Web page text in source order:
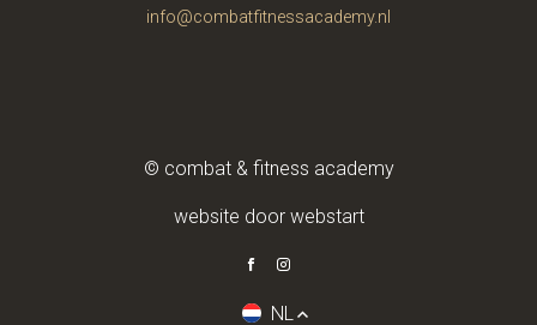
info@combatfitnessacademy.nl
© combat & fitness academy
website door webstart
NL